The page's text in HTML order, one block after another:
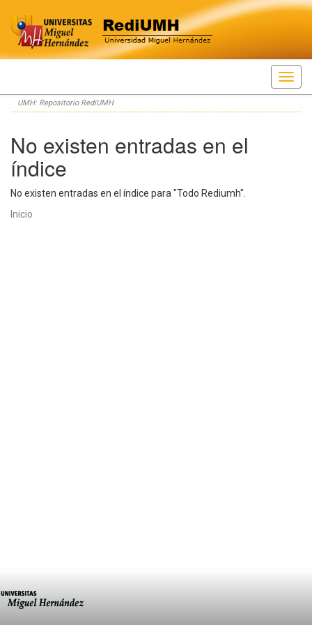
Skip
navigation
UMH: Repositorio RediUMH
No existen entradas en el
índice
No existen entradas en el índice para "Todo Rediumh".
Inicio